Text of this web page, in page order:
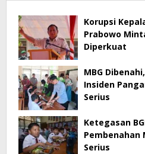
Korupsi
Prabowo
Diperkuat
MBG
Insiden
Serius
Ketegasan
Pembenahan
Serius